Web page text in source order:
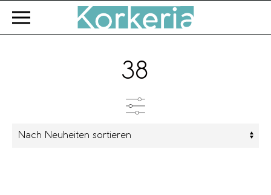
Zum Hauptinhalt springen
38
Kategorien